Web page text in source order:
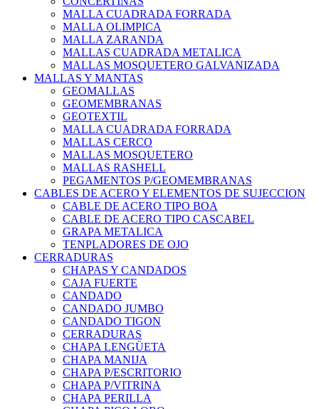
MALLA CUADRADA FORRADA
MALLA OLIMPICA
MALLA ZARANDA
MALLAS CUADRADA METALICA
MALLAS MOSQUETERO GALVANIZADA
MALLAS Y MANTAS
GEOMALLAS
GEOMEMBRANAS
GEOTEXTIL
MALLA CUADRADA FORRADA
MALLAS CERCO
MALLAS MOSQUETERO
MALLAS RASHELL
PEGAMENTOS P/GEOMEMBRANAS
CABLES DE ACERO Y ELEMENTOS DE SUJECCION
CABLE DE ACERO TIPO BOA
CABLE DE ACERO TIPO CASCABEL
GRAPA METALICA
TENPLADORES DE OJO
CERRADURAS
CHAPAS Y CANDADOS
CAJA FUERTE
CANDADO
CANDADO JUMBO
CANDADO TIGON
CERRADURAS
CHAPA LENGÜETA
CHAPA MANIJA
CHAPA P/ESCRITORIO
CHAPA P/VITRINA
CHAPA PERILLA